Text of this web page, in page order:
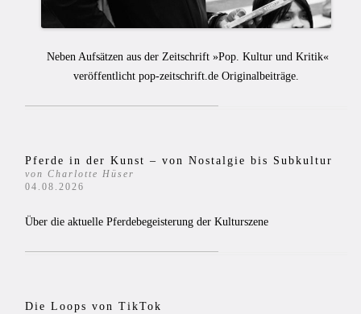
Neben Aufsätzen aus der Zeitschrift »Pop. Kultur und Kritik«
veröffentlicht pop-zeitschrift.de Originalbeiträge.
Pferde in der Kunst – von Nostalgie bis Subkultur
von Charlotte Hüser
04.08.2026
Über die aktuelle Pferdebegeisterung der Kulturszene
Die Loops von TikTok